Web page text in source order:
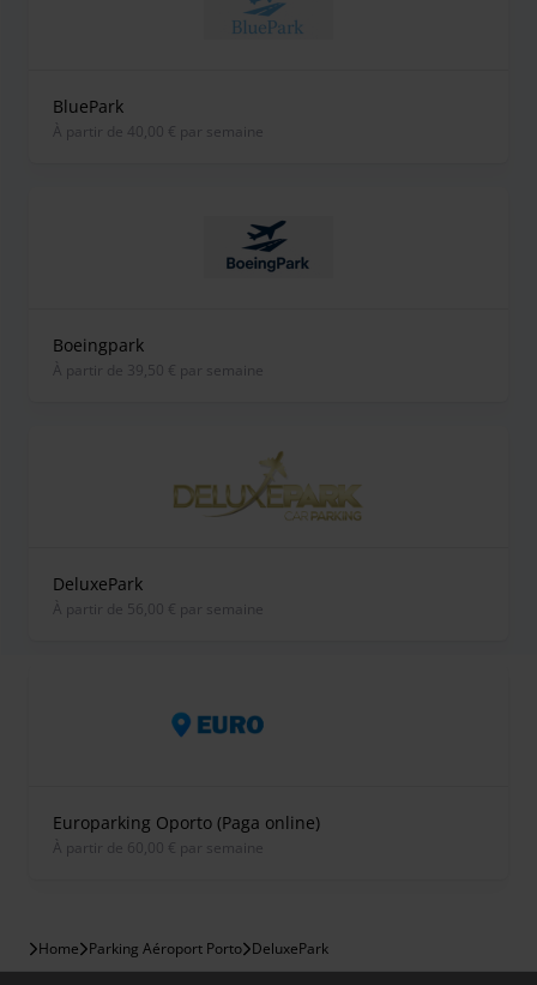
BluePark
À partir de 40,00 € par semaine
Boeingpark
À partir de 39,50 € par semaine
DeluxePark
À partir de 56,00 € par semaine
Europarking Oporto (Paga online)
À partir de 60,00 € par semaine
Home Parking Aéroport Porto DeluxePark